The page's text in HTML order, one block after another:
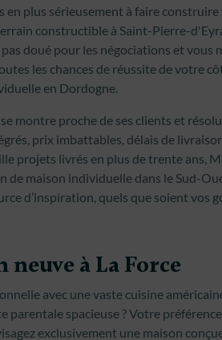
en plus sérieusement à faire
constructible à Saint-Pierre-
doué pour les négociations et vous
les chances de réussite de votre
en Dordogne.
montre proche de ses clients et
prix imbattables, délais de
projets livrés en plus de trente ans,
maison individuelle dans le Sud-
d’inspiration, quels que soient vos
à La Force
avec une vaste cuisine
spacieuse ? Votre
exclusivement une maison